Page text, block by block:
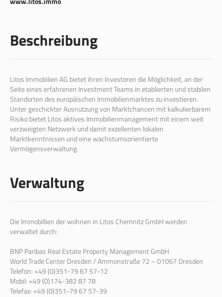
Beschreibung
Litos Immobilien AG bietet ihren Investoren die Möglichkeit, an der
Seite eines erfahrenen Investment Teams in etablierten und stabilen
Standorten des europäischen Immobilienmarktes zu investieren.
Unter geschickter Ausnutzung von Marktchancen mit kalkulierbarem
Risiko bietet Litos aktives Immobilienmanagement mit einem weit
verzweigten Netzwerk und damit exzellenten lokalen
Marktkenntnissen und eine wachstumsorientierte
Vermögensverwaltung.
Verwaltung
Die Immobillien der wohnen in Litos Chemnitz GmbH werden
verwaltet durch:
BNP Paribas Real Estate Property Management GmbH
World Trade Center Dresden / Ammonstraße 72 – 01067 Dresden
Telefon: +49 (0)351-79 67 57-12
Mobil: +49 (0)174-382 87 78
Telefax: +49 (0)351-79 67 57-39